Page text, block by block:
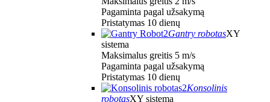
Pagaminta pagal užsakymą
Pristatymas 10 dienų
Gantry robotasXY
sistema
Maksimalus greitis 5 m/s
Pagaminta pagal užsakymą
Pristatymas 10 dienų
Konsolinis
robotasXY sistema